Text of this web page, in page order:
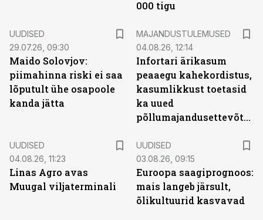
000 tigu
UUDISED
29.07.26, 09:30
Maido Solovjov:
piimahinna riski ei saa
lõputult ühe osapoole
kanda jätta
MAJANDUSTULEMUSED
04.08.26, 12:14
Infortari ärikasum
peaaegu kahekordistus,
kasumlikkust toetasid
ka uued
põllumajandusettevõtted
UUDISED
04.08.26, 11:23
Linas Agro avas
Muugal viljaterminali
UUDISED
03.08.26, 09:15
Euroopa saagiprognoos:
mais langeb järsult,
õlikultuurid kasvavad